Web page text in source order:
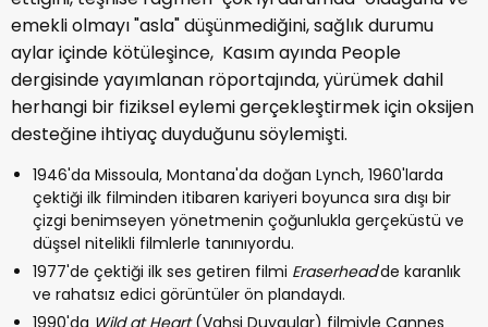
emekli olmayı "asla" düşünmediğini, sağlık durumu
aylar içinde kötüleşince, Kasım ayında People
dergisinde yayımlanan röportajında, yürümek dahil
herhangi bir fiziksel eylemi gerçekleştirmek için oksijen
desteğine ihtiyaç duyduğunu söylemişti.
1946'da Missoula, Montana'da doğan Lynch, 1960'larda
çektiği ilk filminden itibaren kariyeri boyunca sıra dışı bir
çizgi benimseyen yönetmenin çoğunlukla gerçeküstü ve
düşsel nitelikli filmlerle tanınıyordu.
1977'de çektiği ilk ses getiren filmi Eraserhead'de karanlık
ve rahatsız edici görüntüler ön plandaydı.
1990'da Wild at Heart(Vahşi Duygular) filmiyle Cannes